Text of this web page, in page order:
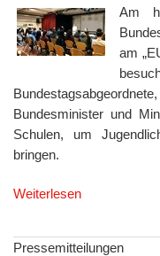
Am
am
Bundesminister und
Schulen, um
bringen.
Weiterlesen
Pressemitteilungen